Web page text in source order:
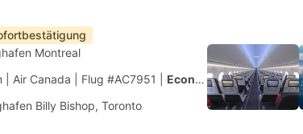
Montreal
| Air Canada Flug #AC7951 Economy
Billy Bishop, Toronto